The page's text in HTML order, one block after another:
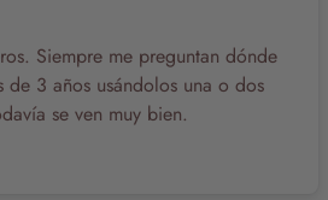
Siempre me preguntan dónde
de 3 años usándolos una o dos
se ven muy bien.